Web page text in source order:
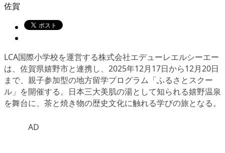
佐賀
LCA国際小学校を運営する株式会社エデューレエルシーエー
は、佐賀県嬉野市と連携し、2025年12月17日から12月20日
まで、親子参加型の地方留学プログラム「ふるさとスクー
ル」を開催する。日本三大美肌の湯として知られる嬉野温泉
を舞台に、茶と焼き物の歴史文化に触れる学びの旅となる。
AD